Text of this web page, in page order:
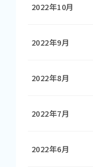
2022年10月
2022年9月
2022年8月
2022年7月
2022年6月